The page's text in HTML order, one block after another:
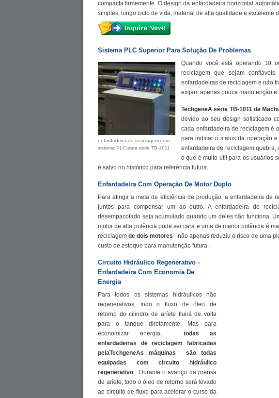
compacta firmemente. O design da enfardadeira horizontal
simples, longo ciclo de vida, material de alta qualidade e excelente
Sistema PLC Superior Para Solução De Problemas
enfardadeira de reciclagem com
sistema PLC para série TB-1011
Quando você está operando 10
reciclagem que sejam
enfardadeiras de reciclagem e não
exijam apenas pouca manutenção
TechgeneA série TB-1011 da
devido ao seu design sofisticado
cada enfardadeira de reciclagem é
para indicar o status da operação
enfardadeira de reciclagem
o que é muito útil para os usuários
é salvo no histórico para referência futura.
Enfardadeira Com Operação De Motor Duplo
Para atingir a meta de eficiência de produção, a enfardadeira de
juntos para compensar um ao outro. A enfardadeira de
desempacotado seja acumulado quando um deles não funciona.
motor de alta potência pode ser cara e uma de menor potência é
reciclagemde dois motores
não apenas reduziu o risco de uma
custo de estoque para manutenção futura.
Circuito Hidráulico Regenerativo -
Enfardadeira Com Economia De
Energia
Para todos os sistemas hidráulicos não
regenerativos, todo o fluxo de óleo de
retorno do cilindro de aríete fluirá de volta
para o tanque diretamente. Mas para
economizar energia, todas as
enfardadeiras de reciclagem fabricadas
pelaTechgeneAs máquinas
são todas
equipadas com circuito hidráulico
regenerativo . Durante o avanço da prensa
de aríete, todo o óleo de retorno será levado
ao circuito de fluxo para acelerar o curso da